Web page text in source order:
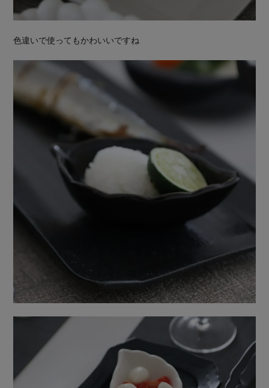
色違いで使ってもかわいいですね